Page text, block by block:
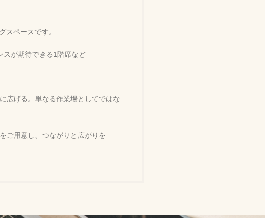
スペースです。
スが期待できる1階席など
広げる。単なる作業場としてではな
ご用意し、つながりと広がりを